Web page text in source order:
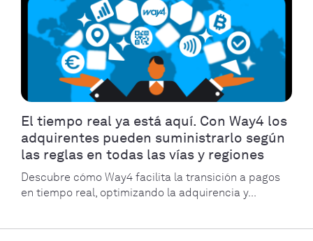
El tiempo real ya está aquí. Con Way4 los
adquirentes pueden suministrarlo según
las reglas en todas las vías y regiones
Descubre cómo Way4 facilita la transición a pagos
en tiempo real, optimizando la adquirencia y...